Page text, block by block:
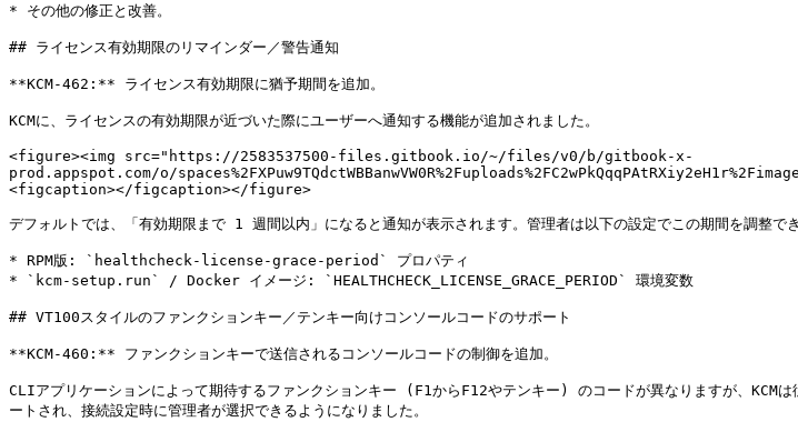
* その他の修正と改善。
## ライセンス有効期限のリマインダー／警告通知
**KCM-462:** ライセンス有効期限に猶予期間を追加。
KCMに、ライセンスの有効期限が近づいた際にユーザーへ通知する機能が追加されました。
<figure><img src="https://2583537500-files.gitbook.io/~/files/v0/b/gitbook-x-
prod.appspot.com/o/
<figcaption></figcaption></figure>
デフォルトでは、「有効期限まで 1 週間以内」になると通知が表示されます。管理者は以下の設定でこの期間を調整でき
* RPM版: `healthcheck-license-grace-period` プロパティ
* `kcm-setup.run` / Docker イメージ: `HEALTHCHECK_LICENSE_GRACE_PERIOD` 環境変数
## VT100スタイルのファンクションキー／テンキー向けコンソールコードのサポート
**KCM-460:** ファンクションキーで送信されるコンソールコードの制御を追加。
CLIアプリケーションによって期待するファンクションキー (F1からF12やテンキー) のコードが異なりますが、KCM
ートされ、接続設定時に管理者が選択できるようになりました。